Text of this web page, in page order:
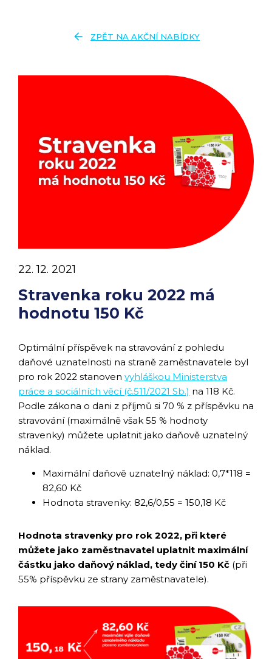
arrow_back ZPĚT NA AKČNÍ NABÍDKY
Stravenka roku 2022 má
hodnotu 150 Kč
22. 12. 2021
Optimální příspěvek na stravování z pohledu
daňové uznatelnosti na straně zaměstnavatele byl
pro rok 2022 stanoven vyhláškou Ministerstva
práce a sociálních věcí (č.511/2021 Sb.) na 118 Kč.
Podle zákona o dani z příjmů si 70 % z příspěvku na
stravování (maximálně však 55 % hodnoty
stravenky) můžete uplatnit jako daňově uznatelný
náklad.
Maximální daňově uznatelný náklad: 0,7*118 =
82,60 Kč
Hodnota stravenky: 82,6/0,55 = 150,18 Kč
Hodnota stravenky pro rok 2022, při které
můžete jako zaměstnavatel uplatnit maximální
částku jako daňový náklad, tedy činí 150 Kč (při
55% příspěvku ze strany zaměstnavatele).